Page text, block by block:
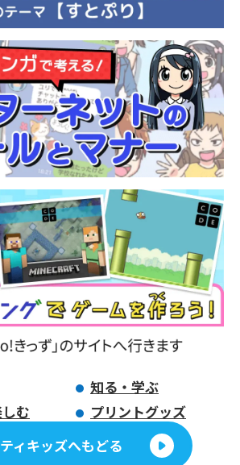
知る・学ぶ
む
プリントグッズ
ィキッズへもどる